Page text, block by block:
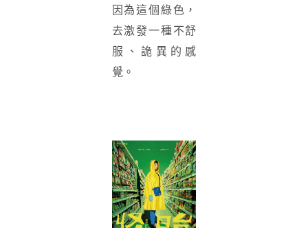
因為這個綠色，
去激發一種不舒
服、詭異的感
覺。